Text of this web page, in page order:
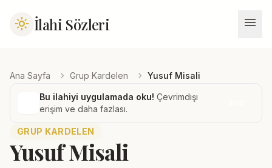
light_mode İlahi Sözleri menu
Ana Sayfa chevron_right Grup Kardelen chevron_right Yusuf Misali
Bu ilahiyi uygulamada oku! Çevrimdışı
erişim ve daha fazlası.
GRUP KARDELEN
Yusuf Misali